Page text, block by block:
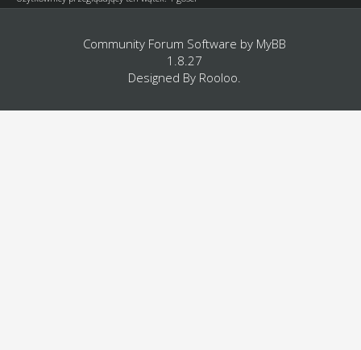
Community Forum Software by MyBB
1.8.27
Designed By Rooloo